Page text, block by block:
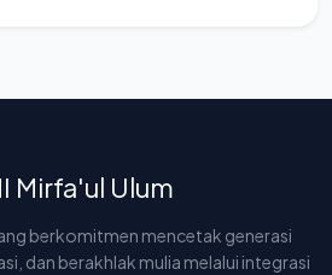
Mirfa'ul Ulum
berkomitmen mencetak generasi
dan berakhlak mulia melalui integrasi